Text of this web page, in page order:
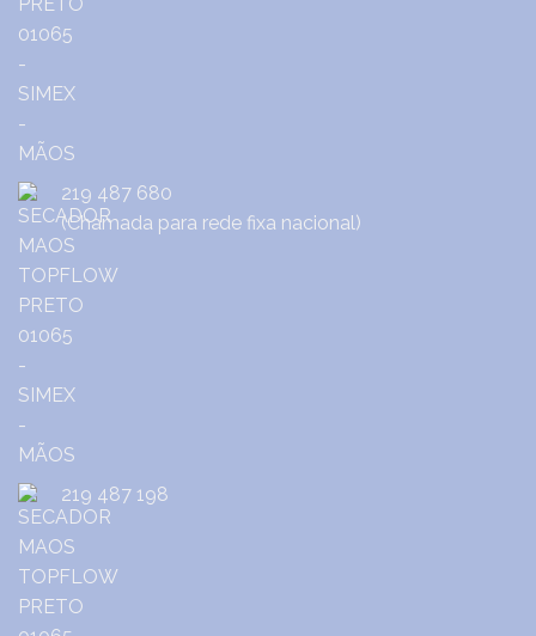
219 487 680
(Chamada para rede fixa nacional)
219 487 198